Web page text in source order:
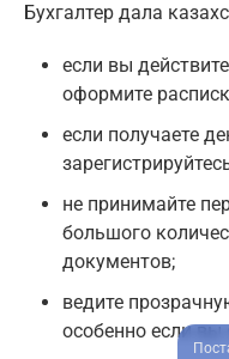
Бухгалтер дала
если вы
оформите
если получаете
не принимайте
большого
документов;
ведите
особенно если